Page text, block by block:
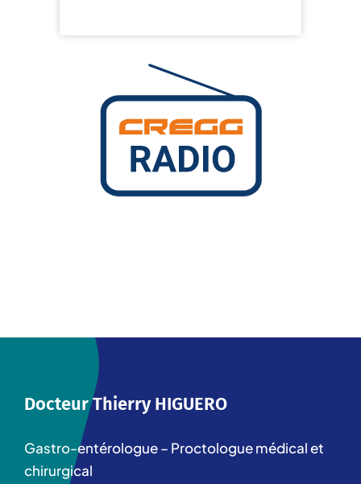
Docteur Thierry HIGUERO
Gastro-entérologue – Proctologue médical et
chirurgical